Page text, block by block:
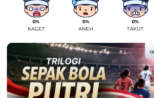
0%
KAGET
0%
ANEH
0%
TAKUT